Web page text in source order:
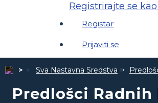
Registrirajte se
Registar
Prijaviti se
Sva Nastavna Sredstva
Predlošci Radnih